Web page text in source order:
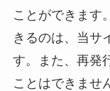
ことができます
きるのは、当サ
す。また、再発
ことはできませ